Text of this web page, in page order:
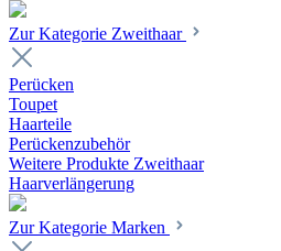
Zur Kategorie Zweithaar
Perücken
Toupet
Haarteile
Perückenzubehör
Weitere Produkte Zweithaar
Haarverlängerung
Zur Kategorie Marken